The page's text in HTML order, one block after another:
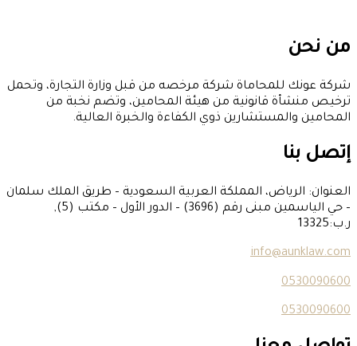
من نحن
شركة عونك للمحاماة شركة مرخصه من قبل وزارة التجارة، وتحمل
ترخيص منشأة قانونية من هيئة المحامين، وتضم نخبة من
المحامين والمستشارين ذوي الكفاءة والخبرة العالية.
إتصل بنا
العنوان: الرياض، المملكة العربية السعودية – طريق الملك سلمان
– حي الياسمين مبنى رقم (3696) – الدور الأول – مكتب (5),
ر.ب:13325
info@aunklaw.com
0530090600
0530090600